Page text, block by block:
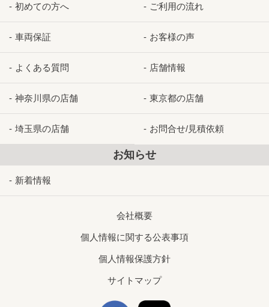
初めての方へ ご利用の流れ
車両保証 お客様の声
よくある質問 店舗情報
神奈川県の店舗 東京都の店舗
埼玉県の店舗 お問合せ/見積依頼
お知らせ
新着情報
会社概要
個人情報に関する公表事項
個人情報保護方針
サイトマップ